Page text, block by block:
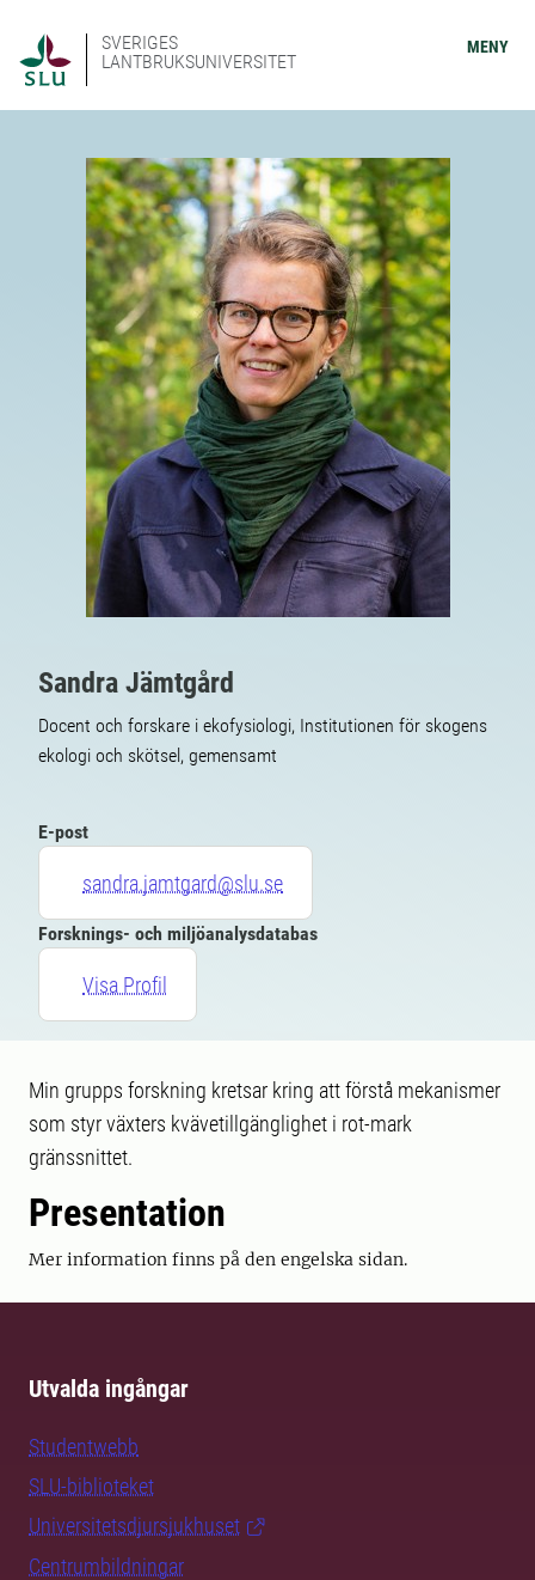
SVERIGES
LANTBRUKSUNIVERSITET
MENY
Sandra Jämtgård
Docent och forskare i ekofysiologi, Institutionen för skogens
ekologi och skötsel, gemensamt
E-post
sandra.jamtgard@slu.se
Forsknings- och miljöanalysdatabas
Visa Profil
Min grupps forskning kretsar kring att förstå mekanismer
som styr växters kvävetillgänglighet i rot-mark
gränssnittet.
Presentation
Mer information finns på den engelska sidan.
Utvalda ingångar
Studentwebb
SLU-biblioteket
Universitetsdjursjukhuset
Centrumbildningar